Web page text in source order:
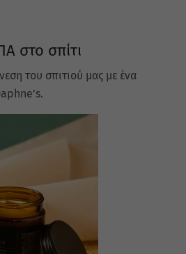
στο σπίτι
του σπιτιού μας με ένα